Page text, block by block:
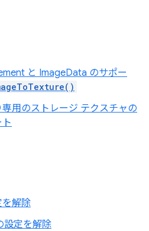
と ImageData のサポー
用のストレージ テクスチャの
解除
設定を解除